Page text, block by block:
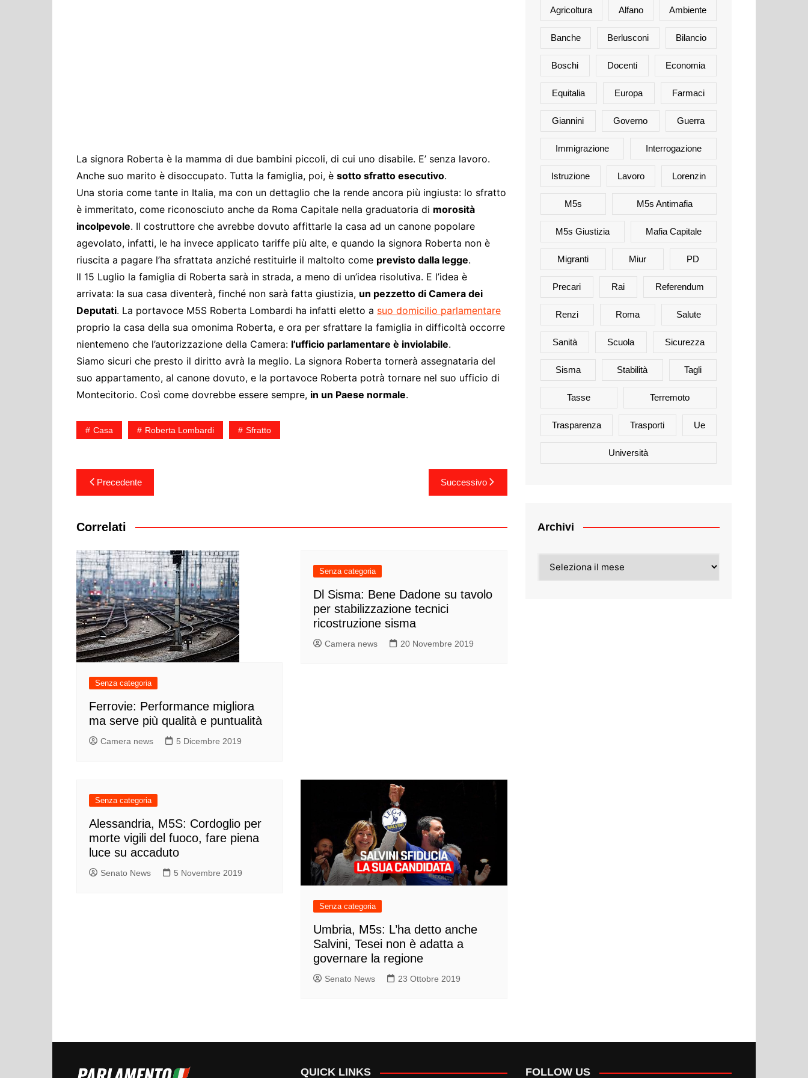
Rifiuti
La signora Roberta è la mamma di due bambini piccoli, di cui uno disabile. E’ senza lavoro.
Anche suo marito è disoccupato. Tutta la famiglia, poi, è sotto sfratto esecutivo.
Una storia come tante in Italia, ma con un dettaglio che la rende ancora più ingiusta: lo sfratto
è immeritato, come riconosciuto anche da Roma Capitale nella graduatoria di morosità
incolpevole. Il costruttore che avrebbe dovuto affittarle la casa ad un canone popolare
agevolato, infatti, le ha invece applicato tariffe più alte, e quando la signora Roberta non è
riuscita a pagare l’ha sfrattata anziché restituirle il maltolto come previsto dalla legge.
Il 15 Luglio la famiglia di Roberta sarà in strada, a meno di un’idea risolutiva. E l’idea è
arrivata: la sua casa diventerà, finché non sarà fatta giustizia, un pezzetto di Camera dei
Deputati. La portavoce M5S Roberta Lombardi ha infatti eletto a suo domicilio parlamentare
proprio la casa della sua omonima Roberta, e ora per sfrattare la famiglia in difficoltà occorre
nientemeno che l’autorizzazione della Camera: l’ufficio parlamentare è inviolabile.
Siamo sicuri che presto il diritto avrà la meglio. La signora Roberta tornerà assegnataria del
suo appartamento, al canone dovuto, e la portavoce Roberta potrà tornare nel suo ufficio di
Montecitorio. Così come dovrebbe essere sempre, in un Paese normale.
Casa Roberta Lombardi Sfratto
Navigazione
articoli
Precedente Successivo
Correlati
Senza categoria
Ferrovie: Performance migliora
ma serve più qualità e puntualità
Camera news 5 Dicembre 2019
Senza categoria
Dl Sisma: Bene Dadone su tavolo
per stabilizzazione tecnici
ricostruzione sisma
Camera news 20 Novembre 2019
Senza categoria
Alessandria, M5S: Cordoglio per
morte vigili del fuoco, fare piena
luce su accaduto
Senato News 5 Novembre 2019
Senza categoria
Umbria, M5s: L’ha detto anche
Salvini, Tesei non è adatta a
governare la regione
Senato News 23 Ottobre 2019
Agricoltura Alfano Ambiente
Banche Berlusconi Bilancio
Boschi Docenti Economia
Equitalia Europa Farmaci
Giannini Governo Guerra
Immigrazione Interrogazione
Istruzione Lavoro Lorenzin
M5s M5s Antimafia
M5s Giustizia Mafia Capitale
Migranti Miur PD
Precari Rai Referendum
Renzi Roma Salute
Sanità Scuola Sicurezza
Sisma Stabilità Tagli
Tasse Terremoto
Trasparenza Trasporti Ue
Università
Archivi
QUICK LINKS FOLLOW US